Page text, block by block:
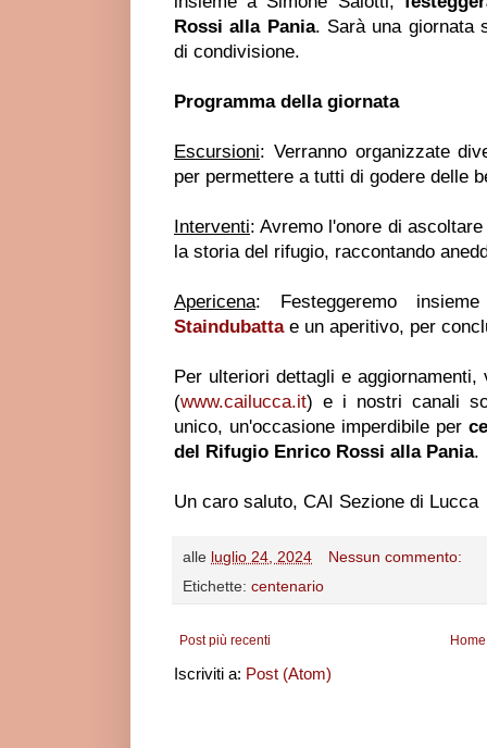
Rossi alla Pania. Sarà una giornata
di condivisione.
Programma della giornata
Escursioni: Verranno organizzate
per permettere a tutti di godere delle
Interventi: Avremo l'onore di
la storia del rifugio, raccontando
Apericena: Festeggeremo
Staindubattae un aperitivo, per
Per ulteriori dettagli e
(www.cailucca.it) e i nostri canali
unico, un'occasione imperdibile per
del Rifugio Enrico Rossi alla Pania.
Un caro saluto, CAI Sezione di Lucca
alle luglio 24, 2024
Nessun commento:
Etichette: centenario
Post più recenti
Iscriviti a: Post (Atom)